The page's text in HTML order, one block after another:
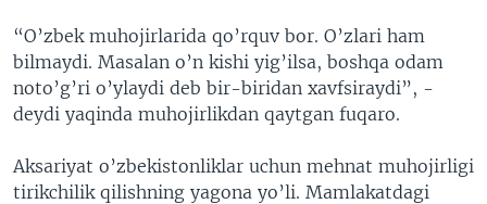
“O’zbek muhojirlarida qo’rquv bor. O’zlari ham
bilmaydi. Masalan o’n kishi yig’ilsa, boshqa odam
noto’g’ri o’ylaydi deb bir-biridan xavfsiraydi”, -
deydi yaqinda muhojirlikdan qaytgan fuqaro.
Aksariyat o’zbekistonliklar uchun mehnat muhojirligi
tirikchilik qilishning yagona yo’li. Mamlakatdagi